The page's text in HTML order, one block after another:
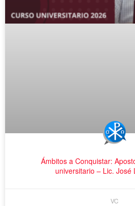
Ámbitos a Conquistar:
universitario – Lic. José
VC